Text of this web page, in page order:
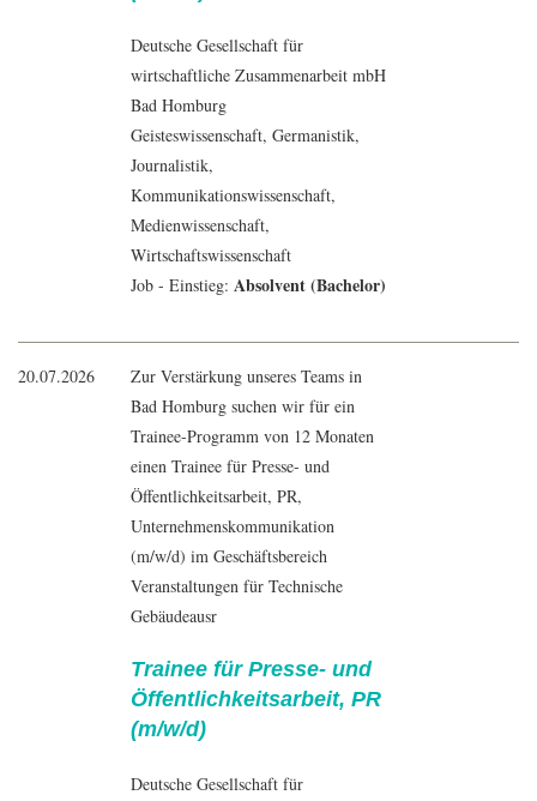
Deutsche Gesellschaft für
wirtschaftliche Zusammenarbeit mbH
Bad Homburg
Geisteswissenschaft, Germanistik,
Journalistik,
Kommunikationswissenschaft,
Medienwissenschaft,
Wirtschaftswissenschaft
Job - Einstieg: Absolvent (Bachelor)
20.07.2026
Zur Verstärkung unseres Teams in
Bad Homburg suchen wir für ein
Trainee-Programm von 12 Monaten
einen Trainee für Presse- und
Öffentlichkeitsarbeit, PR,
Unternehmenskommunikation
(m/w/d) im Geschäftsbereich
Veranstaltungen für Technische
Gebäudeausr
Trainee für Presse- und
Öffentlichkeitsarbeit, PR
(m/w/d)
Deutsche Gesellschaft für